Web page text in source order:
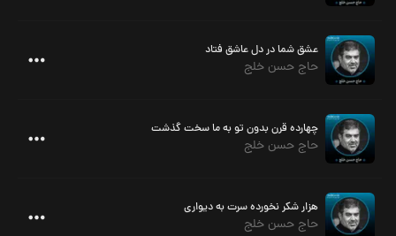
عشق شما در دل عاشق فتاد
حاج حسن خلج
چهارده قرن بدون تو به ما سخت گذشت
حاج حسن خلج
هزار شکر نخورده سرت به دیواری
حاج حسن خلج